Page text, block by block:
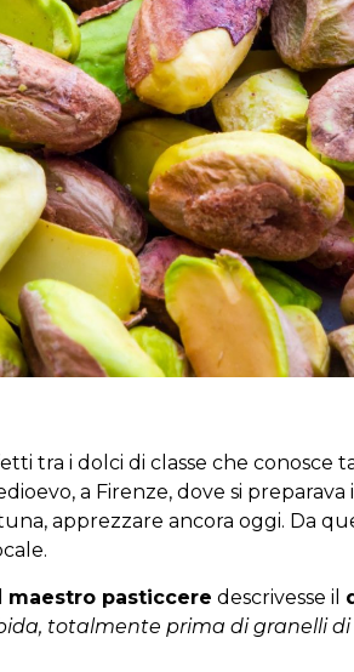
tra i dolci di classe che conosce
a Firenze, dove si preparava
apprezzare ancora oggi. Da
maestro pasticcere descrivesse il
totalmente prima di granelli di